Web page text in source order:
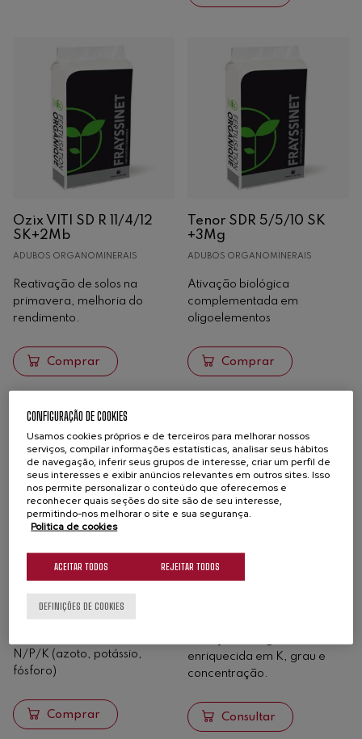
Ozix VITI SD R 11/4/12
SK+2Mb
ADUBOS ORGANOMINERAIS
Reativação de solos na
primavera, melhoria do
rendimento.
Comprar
Tenor SDR 5/5/10 SK
+3Mg
ADUBOS ORGANOMINERAIS
Ativação biológica
complementada em
oligoelementos
Comprar
Tenor SDR 5/5/10 SK
+3Mg Clorur
N/P/K (azoto, potássio,
fósforo)
Comprar
enriquecida em K, grau e
concentração.
Consultar
CONFIGURAÇÃO DE COOKIES
Usamos cookies próprios e de terceiros para melhorar nossos
serviços, compilar informações estatísticas, analisar seus hábitos
de navegação, inferir seus grupos de interesse, criar um perfil de
seus interesses e exibir anúncios relevantes em outros sites. Isso
nos permite personalizar o conteúdo que oferecemos e
reconhecer quais seções do site são de seu interesse,
permitindo-nos melhorar o site e sua segurança.
Politica de cookies
REJEITAR TODOS
ACEITAR TODOS
DEFINIÇÕES DE COOKIES